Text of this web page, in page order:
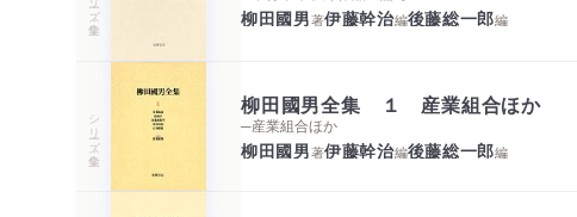
柳田國男著伊藤幹治編後藤総一郎編
シリーズ・全集
柳田國男全集 １ 産業組合ほか
─産業組合ほか
柳田國男著伊藤幹治編後藤総一郎編